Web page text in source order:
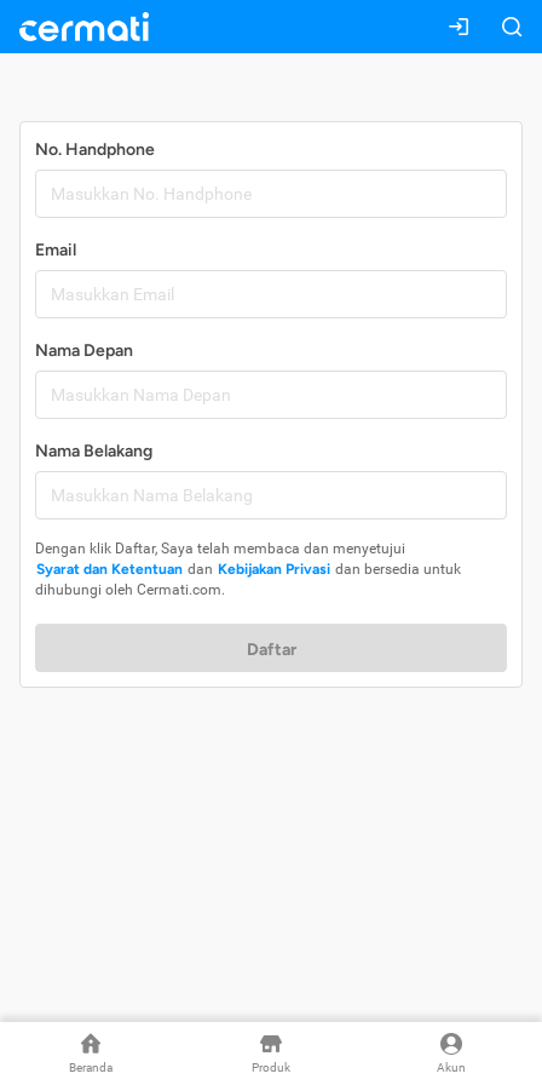
Beranda Produk Akun
No. Handphone
Email
Nama Depan
Nama Belakang
Dengan klik Daftar, Saya telah membaca dan menyetujui
Syarat dan Ketentuan dan Kebijakan Privasi dan bersedia untuk
dihubungi oleh Cermati.com.
Daftar